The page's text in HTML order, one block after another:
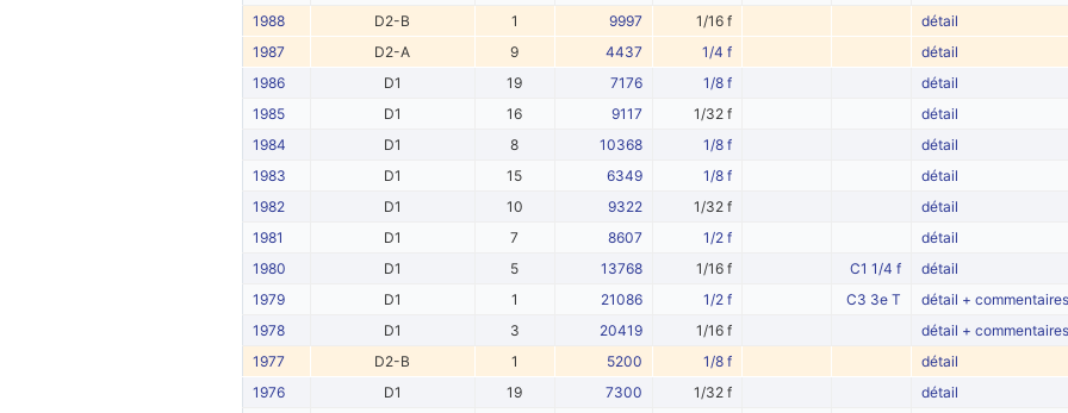
1988
D2-B 1 9997 1/16 f
détail
1987
D2-A 9 4437 1/4 f
détail
1986
D1 19 7176 1/8 f
détail
1985
D1 16 9117 1/32 f
détail
1984
D1 8 10368 1/8 f
détail
1983
D1 15 6349 1/8 f
détail
1982
D1 10 9322 1/32 f
détail
1981
D1 7 8607 1/2 f
détail
1980
D1 5 13768 1/16 f C1 1/4 f
détail
1979
D1 1 21086 1/2 f C3 3e T
détail + commentaires
1978
D1 3 20419 1/16 f
détail + commentaires
1977
D2-B 1 5200 1/8 f
détail
1976
D1 19 7300 1/32 f
détail